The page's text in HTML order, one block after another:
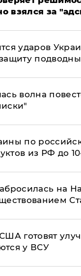
взялся за
ударов
волна
по
из РФ до
на
готовят
у ВСУ